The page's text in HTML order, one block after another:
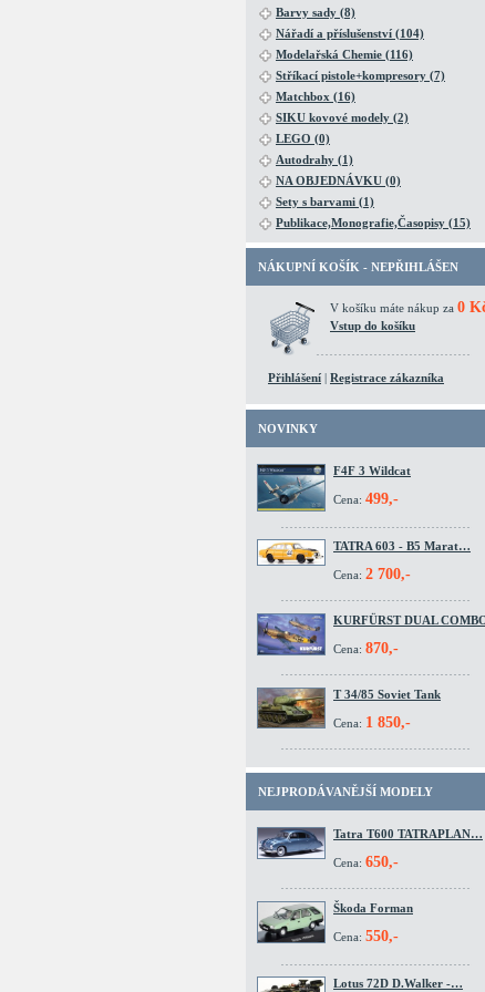
Barvy sady (8)
Nářadí a příslušenství (104)
Modelařská Chemie (116)
Stříkací pistole+kompresory (7)
Matchbox (16)
SIKU kovové modely (2)
LEGO (0)
Autodrahy (1)
NA OBJEDNÁVKU (0)
Sety s barvami (1)
Publikace,Monografie,Časopisy (15)
NÁKUPNÍ KOŠÍK - NEPŘIHLÁŠEN
V košíku máte nákup za 0
Vstup do košíku
Přihlášení | Registrace zákazníka
NOVINKY
F4F 3 Wildcat
Cena: 499,-
TATRA 603 - B5 Marat…
Cena: 2 700,-
KURFÜRST DUAL
Cena: 870,-
T 34/85 Soviet Tank
Cena: 1 850,-
NEJPRODÁVANĚJŠÍ MODELY
Tatra T600 TATRAPLAN…
Cena: 650,-
Škoda Forman
Cena: 550,-
Lotus 72D D.Walker -…